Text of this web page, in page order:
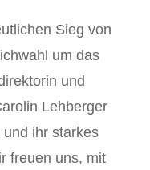
Sieg von
um das
und
Lehberger
ihr starkes
freuen uns, mit